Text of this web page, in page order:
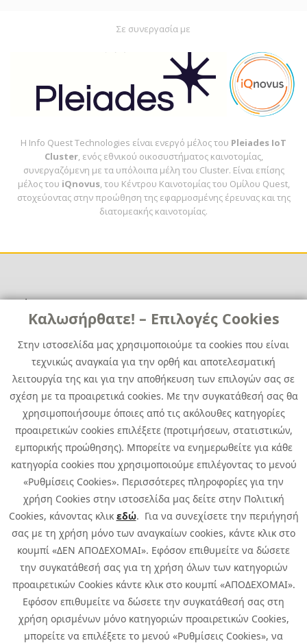
Καλωσήρθατε! – Επιλογές Cookies
Στην ιστοσελίδα μας χρησιμοποιούμε τα cookies που είναι
τεχνικώς αναγκαία για την ορθή και αποτελεσματική
λειτουργία της και για την αποθήκευση των επιλογών σας σε
σχέση με τα προαιρετικά cookies. Με την συγκατάθεσή σας θα
χρησιμοποιήσουμε όποιες από τις ακόλουθες κατηγορίες
προαιρετικών cookies επιλέξετε (προτιμήσεων, στατιστικών,
εμπορικής προώθησης). Μπορείτε να ενημερωθείτε για κάθε
κατηγορία cookies που χρησιμοποιούμε επιλέγοντας το μενού
«Ρυθμίσεις Cookies». Περισσότερες πληροφορίες για την
χρήση Cookies στην ιστοσελίδα μας δείτε στην Πολιτική
Cookies, κάνοντας κλικ εδώ. Για να συνεχίσετε την περιήγησή
σας με τη χρήση μόνο των αναγκαίων cookies, κάντε κλικ στο
κουμπί «ΔΕΝ ΑΠΟΔΕΧΟΜΑΙ». Εφόσον επιθυμείτε να δώσετε
την συγκατάθεσή σας για τη χρήση όλων των κατηγοριών
προαιρετικών Cookies κάντε κλικ στο κουμπί «ΑΠΟΔΕΧΟΜΑΙ».
Εφόσον επιθυμείτε να δώσετε την συγκατάθεσή σας στη
χρήση ορισμένων μόνο κατηγοριών προαιρετικών Cookies,
μπορείτε να επιλέξετε το μενού «Ρυθμίσεις Cookies», να
Σε συνεργασία με
Η Info Quest Technologies είναι ενεργό μέλος του Pleiades IoT
Cluster, ενός εθνικού οικοσυστήματος καινοτομίας,
συνεργαζόμενη με τα υπόλοιπα μέλη του Cluster. Είναι επίσης
μέλος του iQnovus, του Κέντρου Καινοτομίας του Ομίλου Quest,
στοχεύοντας στην προώθηση της εφαρμοσμένης έρευνας και της
διατομεακής καινοτομίας.
Χρήσιμα
Χρήσιμα
Επικοινωνία
Media Kit
Καριέρα
Όμιλος Quest
Site Map